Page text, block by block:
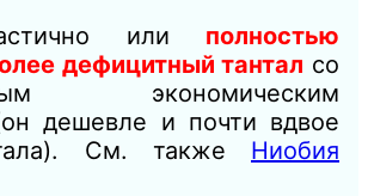
или полностью
дефицитный тантал со
экономическим
дешевле и почти вдвое
См. также Ниобия